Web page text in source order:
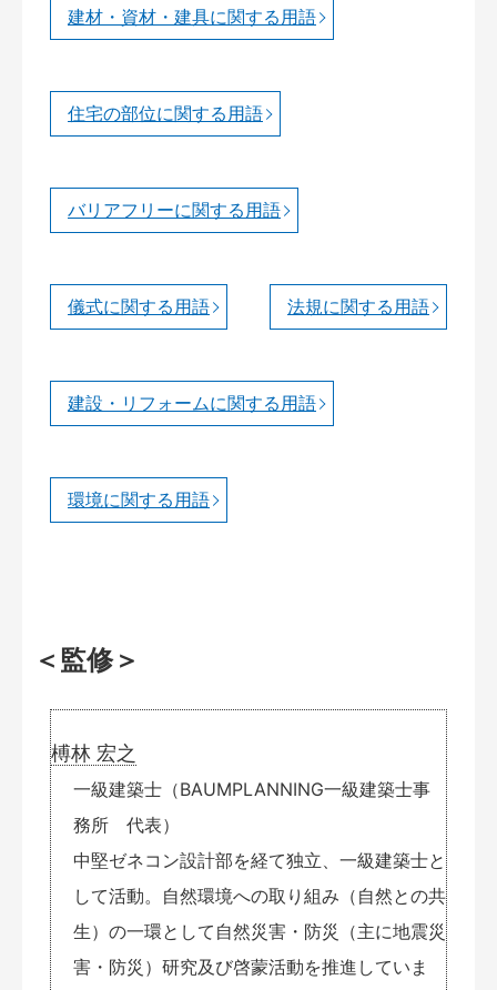
建材・資材・建具に関する用語
住宅の部位に関する用語
バリアフリーに関する用語
儀式に関する用語 法規に関する用語
建設・リフォームに関する用語
環境に関する用語
＜監修＞
榑林 宏之
一級建築士（BAUMPLANNING一級建築士事
務所 代表）
中堅ゼネコン設計部を経て独立、一級建築士と
して活動。自然環境への取り組み（自然との共
生）の一環として自然災害・防災（主に地震災
害・防災）研究及び啓蒙活動を推進していま